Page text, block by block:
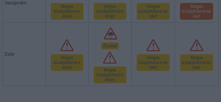
Veszprém
Magas
középhőmérs
éklet
Magas
középhőmérs
éklet
Magas
középhőmérsé
klet
Magas
középhőmérsé
klet
Zala
Magas
középhőmérs
éklet
Zivatar
Magas
középhőmérs
éklet
Magas
középhőmérsé
klet
Magas
középhőmérsé
klet